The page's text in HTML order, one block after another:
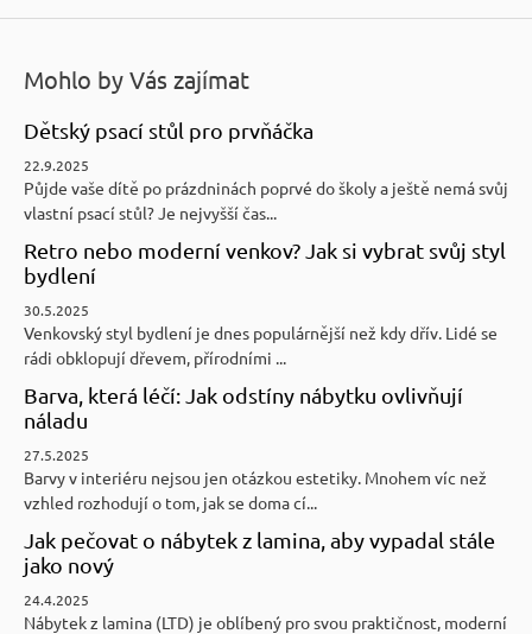
Mohlo by Vás zajímat
Dětský psací stůl pro prvňáčka
22.9.2025
Půjde vaše dítě po prázdninách poprvé do školy a ještě nemá svůj
vlastní psací stůl? Je nejvyšší čas...
Retro nebo moderní venkov? Jak si vybrat svůj styl
bydlení
30.5.2025
Venkovský styl bydlení je dnes populárnější než kdy dřív. Lidé se
rádi obklopují dřevem, přírodními ...
Barva, která léčí: Jak odstíny nábytku ovlivňují
náladu
27.5.2025
Barvy v interiéru nejsou jen otázkou estetiky. Mnohem víc než
vzhled rozhodují o tom, jak se doma cí...
Jak pečovat o nábytek z lamina, aby vypadal stále
jako nový
24.4.2025
Nábytek z lamina (LTD) je oblíbený pro svou praktičnost, moderní